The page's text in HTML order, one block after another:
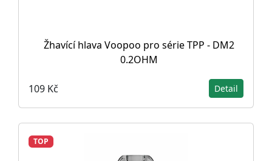
Žhavící hlava Voopoo pro série TPP - DM2
0.2OHM
109 Kč Detail
TOP